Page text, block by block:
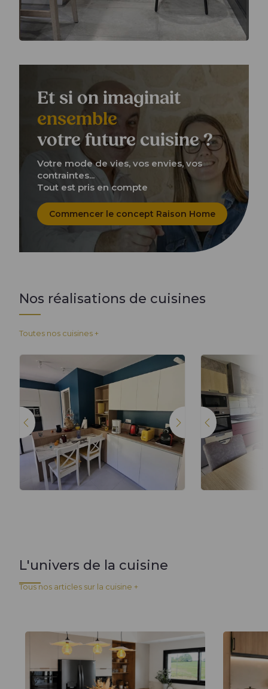
Et si on imaginait
ensemble
votre future cuisine ?
Votre mode de vies, vos envies, vos
contraintes...
Tout est pris en compte
Commencer le concept Raison Home
Nos réalisations de cuisines
Toutes nos cuisines +
L'univers de la cuisine
Tous nos articles sur la cuisine +